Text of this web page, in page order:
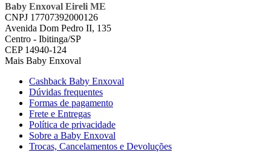
Baby Enxoval Eireli ME
CNPJ 17707392000126
Avenida Dom Pedro II, 135
Centro - Ibitinga/SP
CEP 14940-124
Mais Baby Enxoval
Cashback Baby Enxoval
Dúvidas frequentes
Formas de pagamento
Frete e Entregas
Política de privacidade
Sobre a Baby Enxoval
Trocas, Cancelamentos e Devoluções